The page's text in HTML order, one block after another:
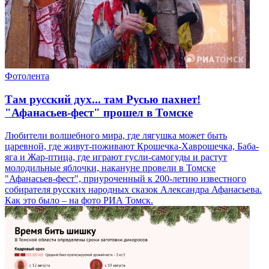
Фотолента
Там русский дух... там Русью пахнет!
"Афанасьев-фест" прошел в Томске
Любители волшебного мира, где лягушка может быть
царевной, где живут-поживают Крошечка-Хаврошечка, Баба-
яга и Жар-птица, где играют гусли-самогуды и растут
молодильные яблочки, накануне провели в Томске
"Афанасьев-фест", приуроченный к 200-летию известного
собирателя русских народных сказок Александра Афанасьева.
Как это было – на фото РИА Томск.